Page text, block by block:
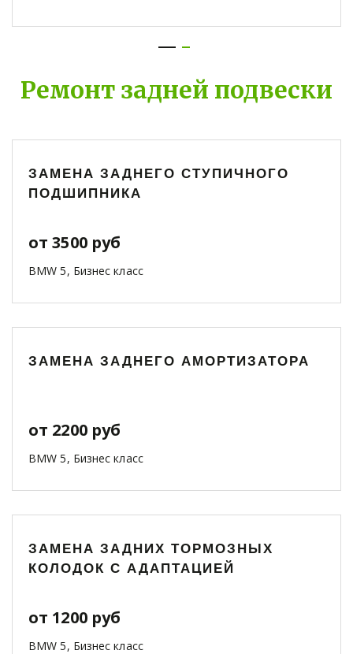
Ремонт задней подвески
ЗАМЕНА ЗАДНЕГО СТУПИЧНОГО
ПОДШИПНИКА
от 3500 руб
BMW 5, Бизнес класс
ЗАМЕНА ЗАДНЕГО АМОРТИЗАТОРА
от 2200 руб
BMW 5, Бизнес класс
ЗАМЕНА ЗАДНИХ ТОРМОЗНЫХ
КОЛОДОК С АДАПТАЦИЕЙ
от 1200 руб
BMW 5, Бизнес класс